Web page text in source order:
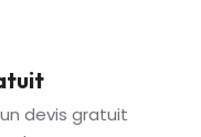
devis gratuit